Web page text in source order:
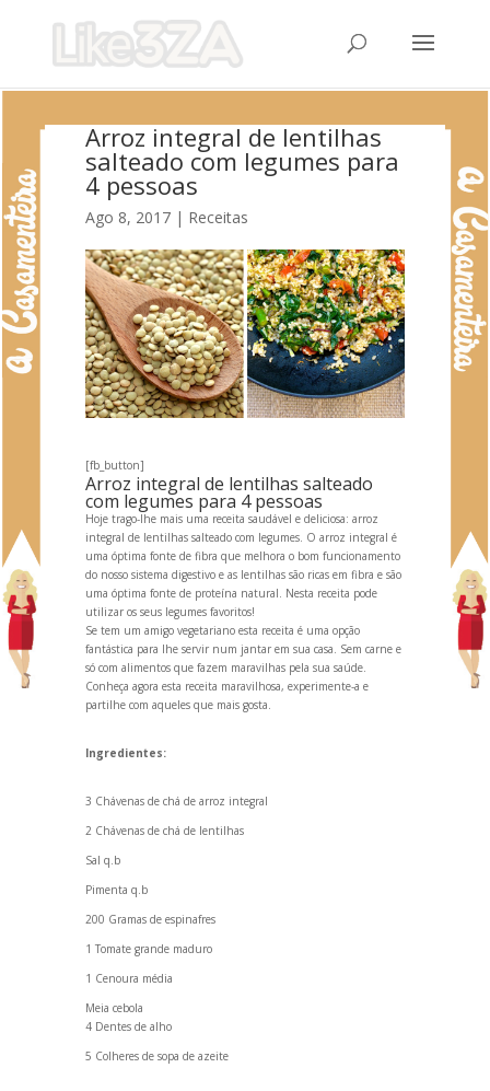
Arroz integral de lentilhas
salteado com legumes para
4 pessoas
Ago 8, 2017| Receitas
[fb_button]
Arroz integral de lentilhas salteado
com legumes para 4 pessoas
Hoje trago-lhe mais uma receita saudável e deliciosa: arroz
integral de lentilhas salteado com legumes. O arroz integral é
uma óptima fonte de fibra que melhora o bom funcionamento
do nosso sistema digestivo e as lentilhas são ricas em fibra e são
uma óptima fonte de proteína natural. Nesta receita pode
utilizar os seus legumes favoritos!
Se tem um amigo vegetariano esta receita é uma opção
fantástica para lhe servir num jantar em sua casa. Sem carne e
só com alimentos que fazem maravilhas pela sua saúde.
Conheça agora esta receita maravilhosa, experimente-a e
partilhe com aqueles que mais gosta.
Ingredientes:
3 Chávenas de chá de arroz integral
2 Chávenas de chá de lentilhas
Sal q.b
Pimenta q.b
200 Gramas de espinafres
1 Tomate grande maduro
1 Cenoura média
Meia cebola
4 Dentes de alho
5 Colheres de sopa de azeite